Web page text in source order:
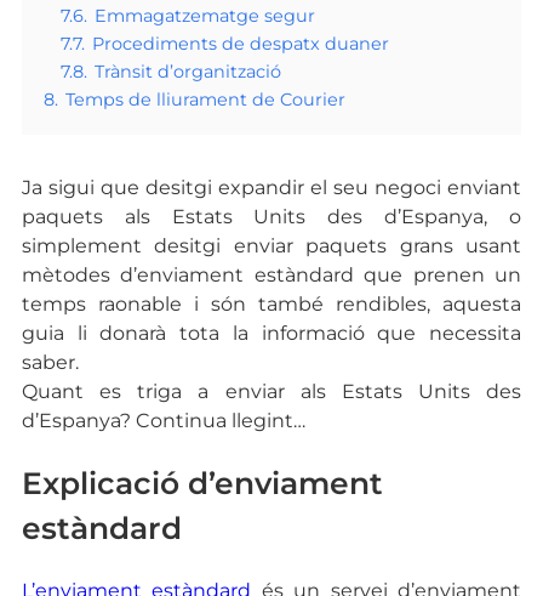
7.6. Emmagatzematge segur
7.7. Procediments de despatx duaner
7.8. Trànsit d’organització
8. Temps de lliurament de Courier
Ja sigui que desitgi expandir el seu negoci enviant
paquets als Estats Units des d’Espanya, o
simplement desitgi enviar paquets grans usant
mètodes d’enviament estàndard que prenen un
temps raonable i són també rendibles, aquesta
guia li donarà tota la informació que necessita
saber.
Quant es triga a enviar als Estats Units des
d’Espanya? Continua llegint…
Explicació d’enviament
estàndard
L’enviament estàndard és un servei d’enviament